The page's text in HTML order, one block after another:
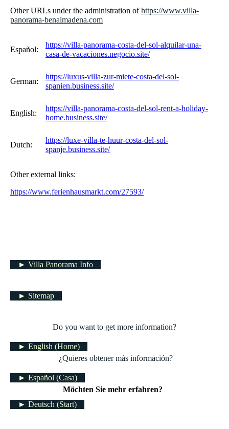
Other URLs under the administration ofhttps://www.villa-
panorama-benalmadena.com
Español:
https://villa-panorama-costa-del-sol-alquilar-una-
casa-de-vacaciones.negocio.site/
German:
https://luxus-villa-zur-miete-costa-del-sol-
spanien.business.site/
English:
https://villa-panorama-costa-del-sol-rent-a-holiday-
home.business.site/
Dutch:
https://luxe-villa-te-huur-costa-del-sol-
spanje.business.site/
Other external links:
https://www.ferienhausmarkt.com/27593/
► Villa Panorama Info
► Sitemap
Do you want to get more information?
► English (Home)
¿Quieres obtener más información?
► Español (Casa)
Möchten Sie mehr erfahren?
► Deutsch (Start)